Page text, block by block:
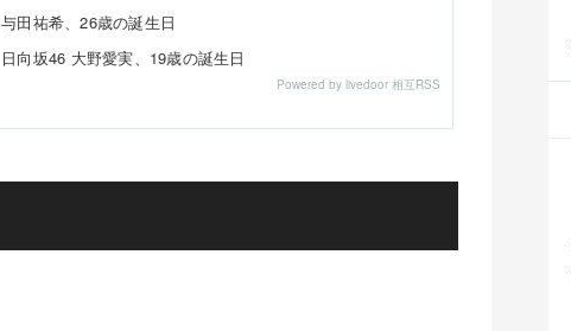
与田祐希、26歳の誕生日
日向坂46 大野愛実、19歳の誕生日
Powered by livedoor 相互RSS